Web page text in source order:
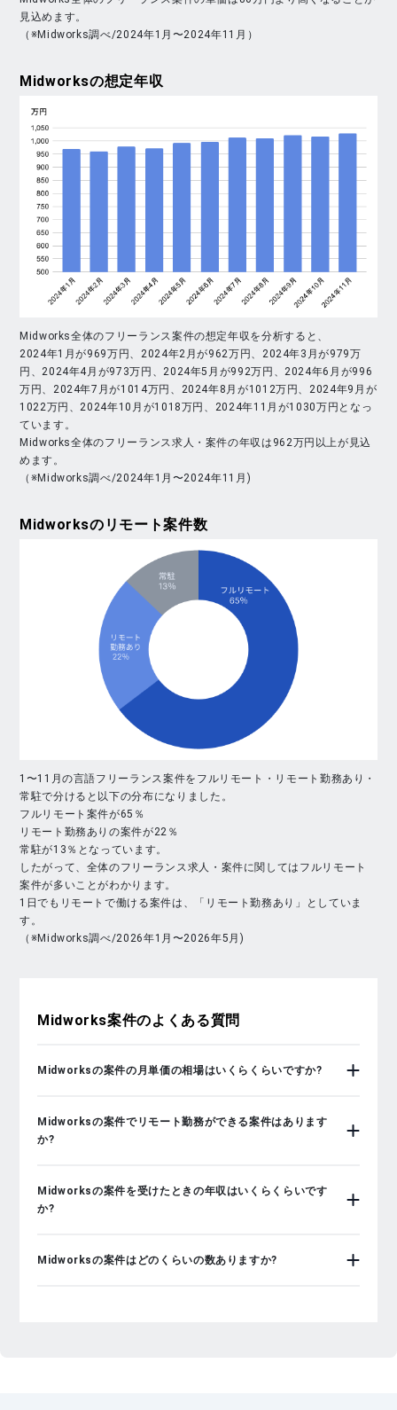
見込めます。
（※Midworks調べ/2024年1月〜2024年11月）
Midworksの想定年収
Midworks全体のフリーランス案件の想定年収を分析すると、
2024年1月が969万円、2024年2月が962万円、2024年3月が979万
円、2024年4月が973万円、2024年5月が992万円、2024年6月が996
万円、2024年7月が1014万円、2024年8月が1012万円、2024年9月が
1022万円、2024年10月が1018万円、2024年11月が1030万円となっ
ています。
Midworks全体のフリーランス求人・案件の年収は962万円以上が見込
めます。
（※Midworks調べ/2024年1月〜2024年11月)
Midworksのリモート案件数
1〜11月の言語フリーランス案件をフルリモート・リモート勤務あり・
常駐で分けると以下の分布になりました。
フルリモート案件が65％
リモート勤務ありの案件が22％
常駐が13％となっています。
したがって、全体のフリーランス求人・案件に関してはフルリモート
案件が多いことがわかります。
1日でもリモートで働ける案件は、「リモート勤務あり」としていま
す。
（※Midworks調べ/2026年1月〜2026年5月)
Midworks案件のよくある質問
Midworksの案件の月単価の相場はいくらくらいですか?
Midworksの案件でリモート勤務ができる案件はあります
か?
Midworksの案件を受けたときの年収はいくらくらいです
か?
Midworksの案件はどのくらいの数ありますか?